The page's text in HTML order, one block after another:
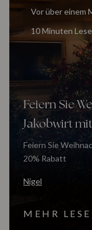
Vor über einem
10 Minuten
Feiern Sie
Jakobwirt
Feiern Sie
20% Rabatt
Nigel
MEHR